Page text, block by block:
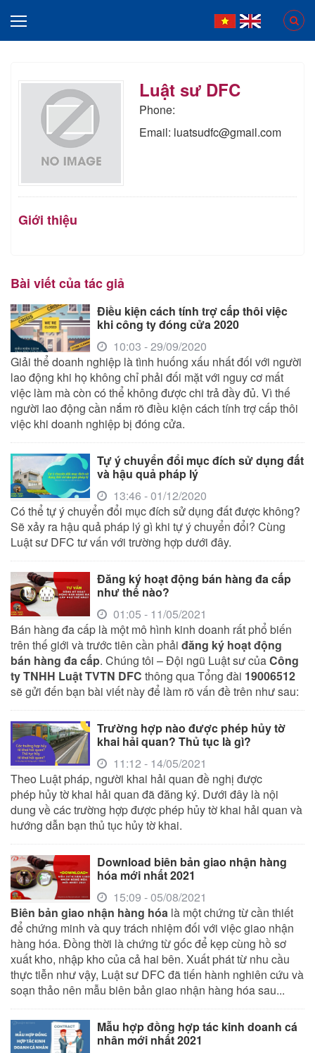
Luật sư DFC
Phone:
Email: luatsudfc@gmail.com
Giới thiệu
Bài viết của tác giả
Điều kiện cách tính trợ cấp thôi việc
khi công ty đóng cửa 2020
10:03 - 29/09/2020
Giải thể doanh nghiệp là tình huống xấu nhất đối với người
lao động khi họ không chỉ phải đối mặt với nguy cơ mất
việc làm mà còn có thể không được chi trả đầy đủ. Vì thế
người lao động cần nắm rõ điều kiện cách tính trợ cấp thôi
việc khi doanh nghiệp bị đóng cửa.
Tự ý chuyển đổi mục đích sử dụng đất
và hậu quả pháp lý
13:46 - 01/12/2020
Có thể tự ý chuyển đổi mục đích sử dụng đất được không?
Sẽ xảy ra hậu quả pháp lý gì khi tự ý chuyển đổi? Cùng
Luật sư DFC tư vấn với trường hợp dưới đây.
Đăng ký hoạt động bán hàng đa cấp
như thế nào?
01:05 - 11/05/2021
Bán hàng đa cấp là một mô hình kinh doanh rất phổ biến
trên thế giới và trước tiên cần phải đăng ký hoạt động
bán hàng đa cấp. Chúng tôi – Đội ngũ Luật sư củaCông
ty TNHH Luật TVTN DFC thông qua Tổng đài 19006512
sẽ gửi đến bạn bài viết này để làm rõ vấn đề trên như sau:
Trường hợp nào được phép hủy tờ
khai hải quan? Thủ tục là gì?
11:12 - 14/05/2021
Theo Luật pháp, người khai hải quan đề nghị được
phép hủy tờ khai hải quan đã đăng ký. Dưới đây là nội
dung về các trường hợp được phép hủy tờ khai hải quan và
hướng dẫn bạn thủ tục hủy tờ khai.
Download biên bản giao nhận hàng
hóa mới nhất 2021
15:09 - 05/08/2021
Biên bản giao nhận hàng hóa là một chứng từ cần thiết
để chứng minh và quy trách nhiệm đối với việc giao nhận
hàng hóa. Đồng thời là chứng từ gốc để kẹp cùng hồ sơ
xuất kho, nhập kho của cả hai bên. Xuất phát từ nhu cầu
thực tiễn như vậy, Luật sư DFC đã tiến hành nghiên cứu và
soạn thảo nên mẫu biên bản giao nhận hàng hóa sau...
Mẫu hợp đồng hợp tác kinh doanh cá
nhân mới nhất 2021